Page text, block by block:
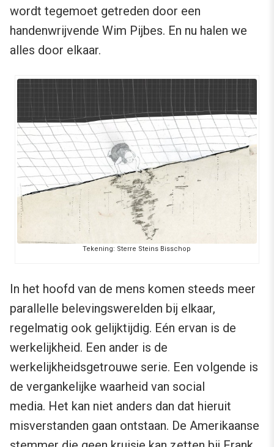
wordt tegemoet getreden door een
handenwrijvende Wim Pijbes. En nu halen we
alles door elkaar.
Tekening: Sterre Steins Bisschop
In het hoofd van de mens komen steeds meer
parallelle belevingswerelden bij elkaar,
regelmatig ook gelijktijdig. Eén ervan is de
werkelijkheid. Een ander is de
werkelijkheidsgetrouwe serie. Een volgende is
de vergankelijke waarheid van social
media. Het kan niet anders dan dat hieruit
misverstanden gaan ontstaan. De Amerikaanse